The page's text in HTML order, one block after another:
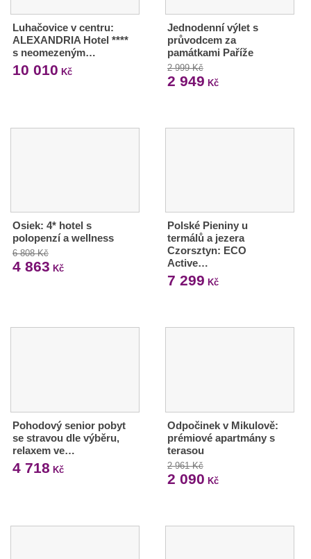
Luhačovice v centru:
ALEXANDRIA Hotel ****
s neomezeným…
10 010 Kč
Jednodenní výlet s
průvodcem za
památkami Paříže
2 999 Kč
2 949 Kč
Osiek: 4* hotel s
polopenzí a wellness
6 808 Kč
4 863 Kč
Polské Pieniny u
termálů a jezera
Czorsztyn: ECO
Active…
7 299 Kč
Pohodový senior pobyt
se stravou dle výběru,
relaxem ve…
4 718 Kč
Odpočinek v Mikulově:
prémiové apartmány s
terasou
2 961 Kč
2 090 Kč